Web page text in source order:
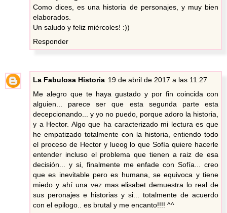
Como dices, es una historia de personajes, y muy bien
elaborados.
Un saludo y feliz miércoles! :))
Responder
La Fabulosa Historia 19 de abril de 2017 a las 11:27
Me alegro que te haya gustado y por fin coincida con
alguien... parece ser que esta segunda parte esta
decepcionando... y yo no puedo, porque adoro la historia,
y a Hector. Algo que ha caracterizado mi lectura es que
he empatizado totalmente con la historia, entiendo todo
el proceso de Hector y lueog lo que Sofía quiere hacerle
entender incluso el problema que tienen a raiz de esa
decisión... y si, finalmente me enfade con Sofía... creo
que es inevitable pero es humana, se equivoca y tiene
miedo y ahí una vez mas elisabet demuestra lo real de
sus peronajes e historias y si... totalmente de acuerdo
con el epilogo.. es brutal y me encanto!!!! ^^